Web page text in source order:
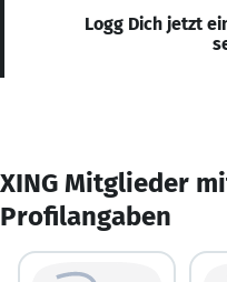
Logg Dich jetzt
XING Mitglieder
Profilangaben